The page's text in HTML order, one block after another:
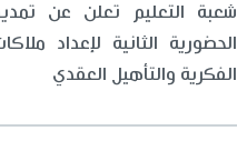
شعبة التعليم تعلن عن
الحضورية الثانية لإعداد
الفكرية والتأهيل العقدي